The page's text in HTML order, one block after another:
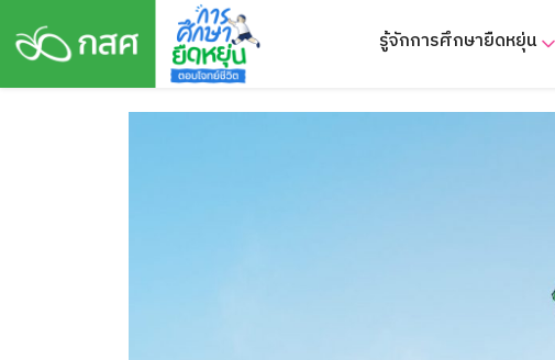
content
รู้จักการศึกษายืดหยุ่น